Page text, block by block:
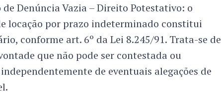
Denúncia Vazia – Direito Potestativo: o
locação por prazo indeterminado constitui
conforme art. 6º da Lei 8.245/91. Trata-se de
que não pode ser contestada ou
de eventuais alegações de